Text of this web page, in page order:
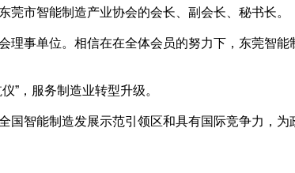
市智能制造产业协会的会长、副会长、秘书长。
理事单位。相信在在全体会员的努力下，东莞智能
”，服务制造业转型升级。
国智能制造发展示范引领区和具有国际竞争力，为